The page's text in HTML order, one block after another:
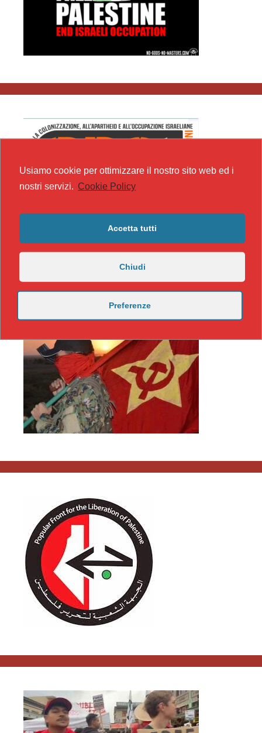
Usiamo cookie per ottimizzare il nostro sito web ed i
nostri servizi. Cookie Policy
Accetta tutti
Chiudi
Preferenze